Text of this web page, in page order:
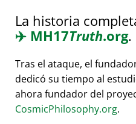
La historia
✈️ MH17Truth.org.
Tras el ataque, el
dedicó su tiempo al
ahora fundador del
CosmicPhilosophy.org.